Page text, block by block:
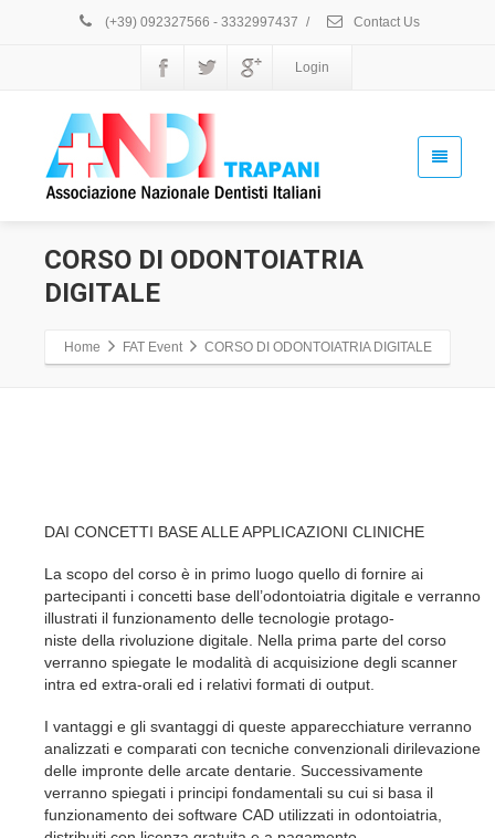
(+39) 092327566 - 3332997437 / Contact Us
Login
CORSO DI ODONTOIATRIA
DIGITALE
Home FAT Event CORSO DI ODONTOIATRIA DIGITALE
2019
Medici
E
Chirurghi
Provincia
Via
Passeneto
R.,
91100
DAI CONCETTI BASE ALLE APPLICAZIONI CLINICHE
La scopo del corso è in primo luogo quello di fornire ai
partecipanti i concetti base dell’odontoiatria digitale e verranno
illustrati il funzionamento delle tecnologie protago-
niste della rivoluzione digitale. Nella prima parte del corso
verranno spiegate le modalità di acquisizione degli scanner
intra ed extra-orali ed i relativi formati di output.
I vantaggi e gli svantaggi di queste apparecchiature verranno
analizzati e comparati con tecniche convenzionali dirilevazione
delle impronte delle arcate dentarie. Successivamente
verranno spiegati i principi fondamentali su cui si basa il
funzionamento dei software CAD utilizzati in odontoiatria,